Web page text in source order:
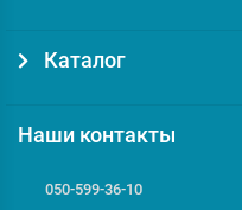
Каталог
Наши контакты
050-599-36-10